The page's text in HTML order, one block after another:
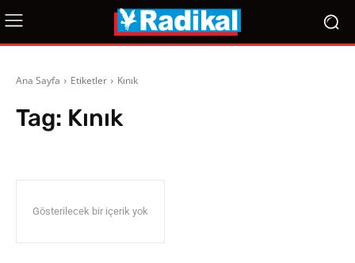
Ana Sayfa Etiketler Kınık
Tag: Kınık
Gösterilecek bir içerik yok